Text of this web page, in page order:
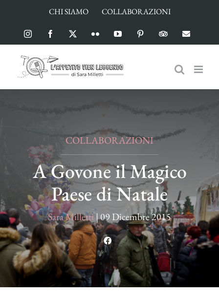
contenuto
CHI SIAMO COLLABORAZIONI
InstagramFacebook Flickr YouTube PinterestTripAdvisor
Email
COLLABORAZIONI
A Govone il Magico
Paese di Natale
Sara Milletti |09 Dicembre 2015